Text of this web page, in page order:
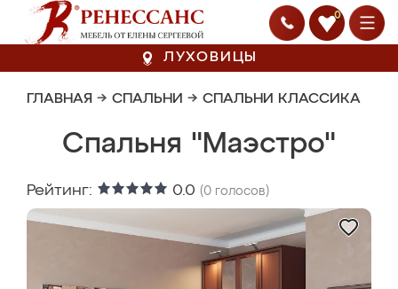
0
ЛУХОВИЦЫ
ГЛАВНАЯ → СПАЛЬНИ → СПАЛЬНИ КЛАССИКА
Спальня "Маэстро"
Рейтинг: 0.0 (0 голосов)